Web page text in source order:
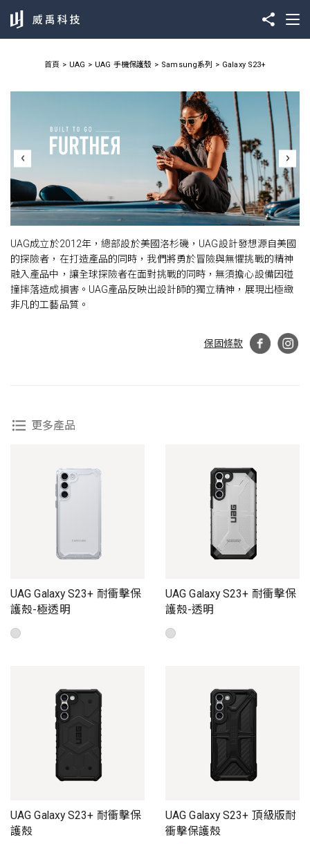
首頁 UAG UAG 手機保護殼 Samsung系列 Galaxy S23+
UAG成立於2012年，總部設於美國洛杉磯，UAG設計發想源自美國
的探險者，在打造產品的同時，我們將勇於冒險與無懼挑戰的精神
融入產品中，讓全球探險者在面對挑戰的同時，無須擔心設備因碰
撞摔落造成損害。UAG產品反映出設計師的獨立精神，展現出極緻
非凡的工藝品質。
保固條款
更多產品
UAG Galaxy S23+ 耐衝擊保
護殼-極透明
UAG Galaxy S23+ 耐衝擊保
護殼-透明
UAG Galaxy S23+ 耐衝擊保
護殼
UAG Galaxy S23+ 頂級版耐
衝擊保護殼